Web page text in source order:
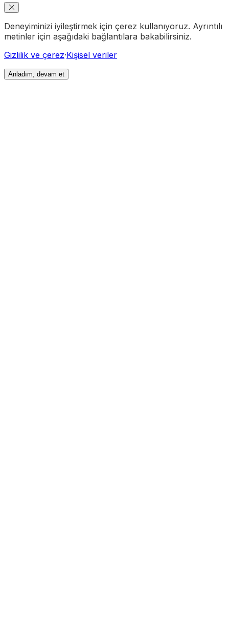
Deneyiminizi iyileştirmek için çerez kullanıyoruz. Ayrıntılı
metinler için aşağıdaki bağlantılara bakabilirsiniz.
Gizlilik ve çerez·Kişisel veriler
Anladım, devam et